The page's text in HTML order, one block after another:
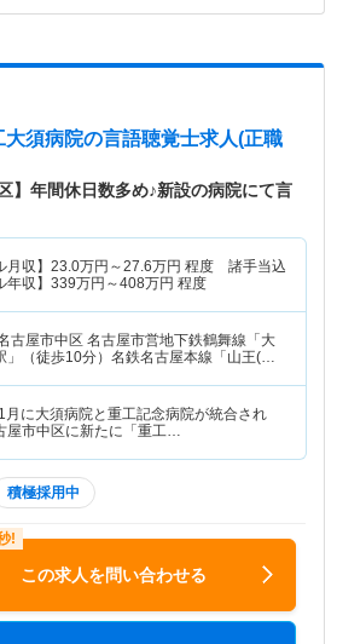
大須病院の言語聴覚士求人(正職
】年間休日数多め♪新設の病院にて言
月収】 23.0万円～27.6万円 程度 諸手当込
年収】 339万円～408万円 程度
古屋市中区 名古屋市営地下鉄鶴舞線「大
」（徒歩10分）名鉄名古屋本線「山王(愛
月に大須病院と重工記念病院が統合され
屋市中区に新たに「重工…
積極採用中
この求人を問い合わせる